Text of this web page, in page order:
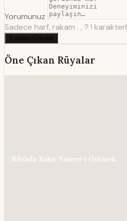
Yorumunuz
Sadece harf, rakam . , ? !
Yorumu Gönder
Öne Çıkan Rüyalar
Rüyada Bakır Tencere Görmek